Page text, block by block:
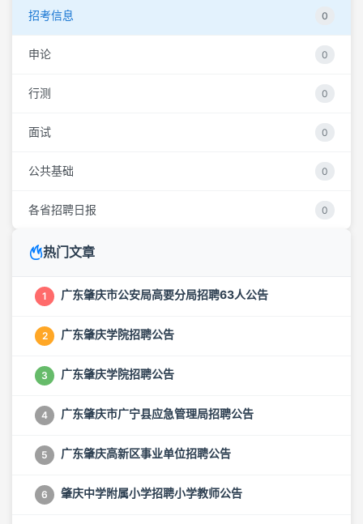
招考信息 0
申论 0
行测 0
面试 0
公共基础 0
各省招聘日报 0
热门文章
1 广东肇庆市公安局高要分局招聘63人公告
2 广东肇庆学院招聘公告
3 广东肇庆学院招聘公告
4 广东肇庆市广宁县应急管理局招聘公告
5 广东肇庆高新区事业单位招聘公告
6 肇庆中学附属小学招聘小学教师公告